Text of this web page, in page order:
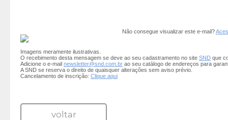
Não consegue visualizar este e-mail?
Imagens meramente ilustrativas.
O recebimento desta mensagem se deve ao seu cadastramento no site SND que
Adicione o e-mail newsletter@snd.com.br ao seu catálogo de endereços para
A SND se reserva o direito de quaisquer alterações sem aviso prévio.
Cancelamento de inscrição: Clique aqui
voltar